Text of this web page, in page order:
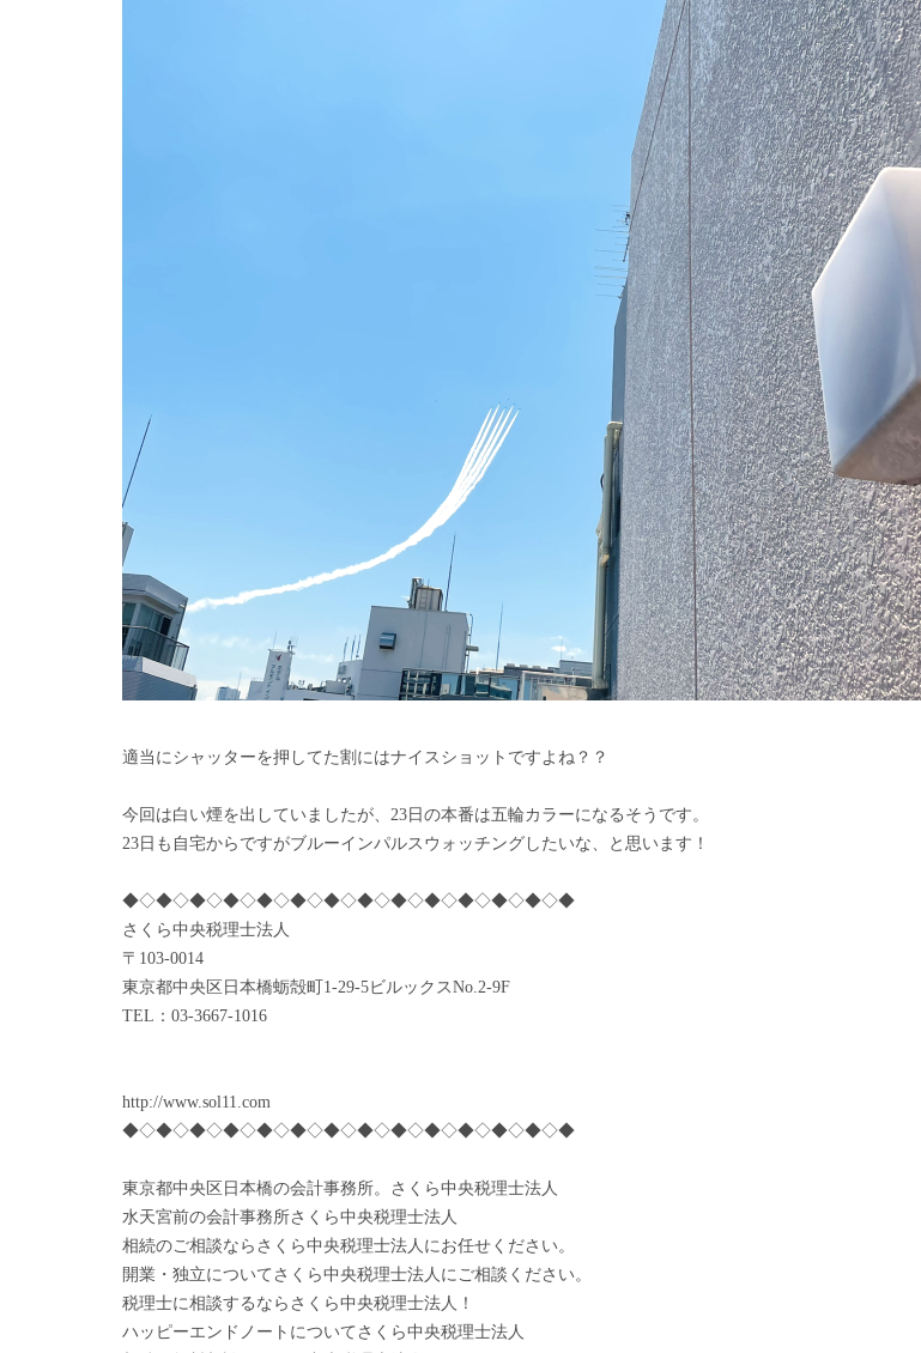
適当にシャッターを押してた割にはナイスショットですよね？？
今回は白い煙を出していましたが、23日の本番は五輪カラーになるそうです。
23日も自宅からですがブルーインパルスウォッチングしたいな、と思います！
◆◇◆◇◆◇◆◇◆◇◆◇◆◇◆◇◆◇◆◇◆◇◆◇◆◇◆
さくら中央税理士法人
〒103-0014
東京都中央区日本橋蛎殻町1-29-5ビルックスNo.2-9F
TEL：03-3667-1016
http://www.sol11.com
◆◇◆◇◆◇◆◇◆◇◆◇◆◇◆◇◆◇◆◇◆◇◆◇◆◇◆
東京都中央区日本橋の会計事務所。さくら中央税理士法人
水天宮前の会計事務所さくら中央税理士法人
相続のご相談ならさくら中央税理士法人にお任せください。
開業・独立についてさくら中央税理士法人にご相談ください。
税理士に相談するならさくら中央税理士法人！
ハッピーエンドノートについてさくら中央税理士法人